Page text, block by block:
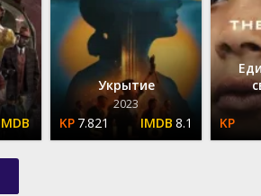
Укрытие
2023
7.821 8.1